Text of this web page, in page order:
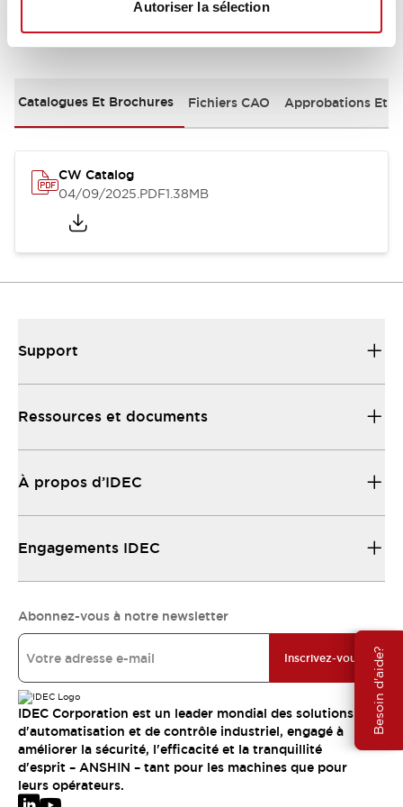
Autoriser la sélection
Besoin d'aide?
Documents et fichiers
Catalogues Et Brochures Fichiers CAO Approbations Et
CW Catalog
04/09/2025.PDF1.38MB
Support
Ressources et documents
À propos d’IDEC
Engagements IDEC
Abonnez-vous à notre newsletter
Inscrivez-vous
IDEC Corporation est un leader mondial des solutions
d'automatisation et de contrôle industriel, engagé à
améliorer la sécurité, l'efficacité et la tranquillité
d'esprit – ANSHIN – tant pour les machines que pour
leurs opérateurs.